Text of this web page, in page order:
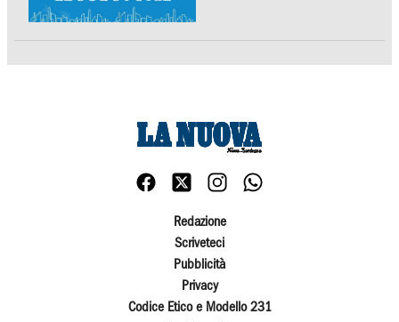
Redazione
Scriveteci
Pubblicità
Privacy
Codice Etico e Modello 231